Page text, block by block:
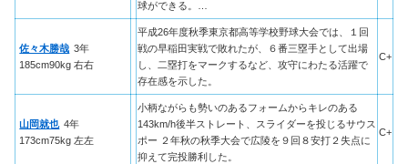
球ができる。…
佐々木勝哉 3年
185cm90kg 右右
平成26年度秋季東京都高等学校野球大会では、１回
戦の早稲田実戦で敗れたが、６番三塁手として出場
し、二塁打をマークするなど、攻守にわたる活躍で
存在感を示した。
C+
山岡就也 4年
173cm75kg 左左
小柄ながらも勢いのあるフォームからキレのある
143km/h後半ストレート、スライダーを投じるサウス
ポー ２年秋の秋季大会で広陵を９回８安打２失点に
抑えて完投勝利した。
C+